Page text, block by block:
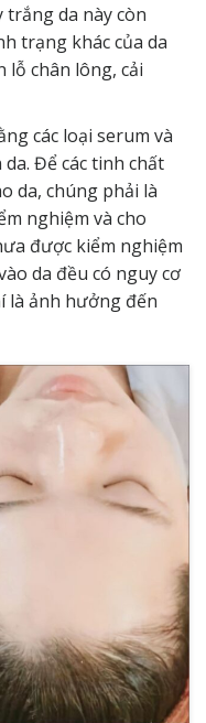
trắng da này còn
trạng khác của da
lỗ chân lông, cải
các loại serum và
Để các tinh chất
da, chúng phải là
nghiệm và cho
được kiểm nghiệm
da đều có nguy cơ
là ảnh hưởng đến